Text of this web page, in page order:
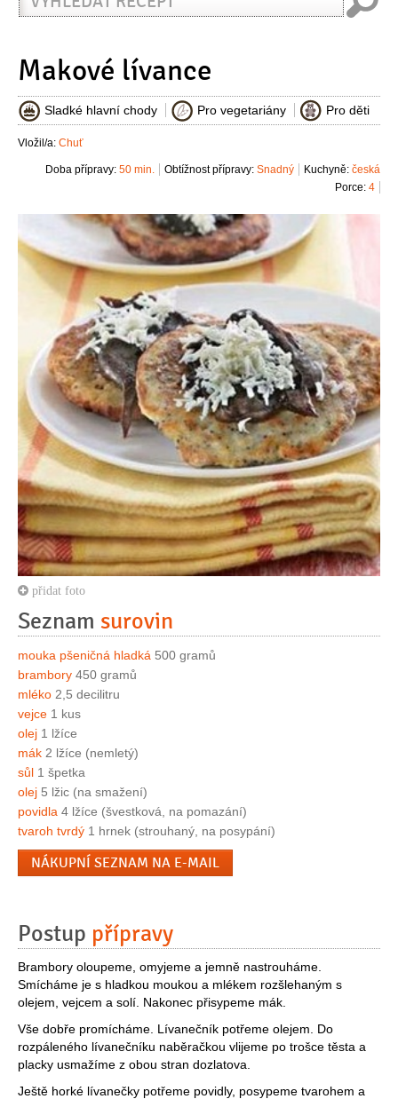
Makové lívance
Sladké hlavní chody Pro vegetariány Pro děti
Vložil/a: Chuť
Kuchyně: česká
Obtížnost přípravy: Snadný
Doba přípravy: 50 min.
Porce: 4
přidat foto
Seznam surovin
mouka pšeničná hladká 500 gramů
brambory 450 gramů
mléko 2,5 decilitru
vejce 1 kus
olej 1 lžíce
mák 2 lžíce (nemletý)
sůl 1 špetka
olej 5 lžic (na smažení)
povidla 4 lžíce (švestková, na pomazání)
tvaroh tvrdý 1 hrnek (strouhaný, na posypání)
NÁKUPNÍ SEZNAM NA E-MAIL
Postup přípravy
Brambory oloupeme, omyjeme a jemně nastrouháme.
Smícháme je s hladkou moukou a mlékem rozšlehaným s
olejem, vejcem a solí. Nakonec přisypeme mák.
Vše dobře promícháme. Lívanečník potřeme olejem. Do
rozpáleného lívanečníku naběračkou vlijeme po trošce těsta a
placky usmažíme z obou stran dozlatova.
Ještě horké lívanečky potřeme povidly, posypeme tvarohem a